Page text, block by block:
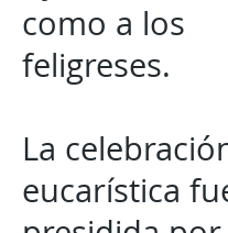
como a los
feligreses.
La
eucarística